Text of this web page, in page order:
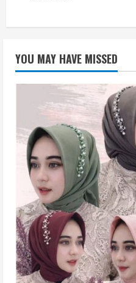
YOU MAY HAVE MISSED